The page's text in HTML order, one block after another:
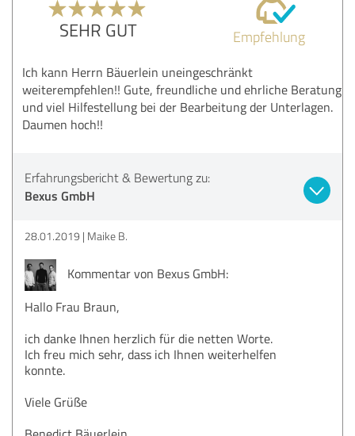
SEHR GUT Empfehlung
Ich kann Herrn Bäuerlein uneingeschränkt
weiterempfehlen!! Gute, freundliche und ehrliche Beratung
und viel Hilfestellung bei der Bearbeitung der Unterlagen.
Daumen hoch!!
Erfahrungsbericht & Bewertung zu:
Bexus GmbH
28.01.2019 Maike B.
Kommentar von Bexus GmbH:
Hallo Frau Braun,
ich danke Ihnen herzlich für die netten Worte.
Ich freu mich sehr, dass ich Ihnen weiterhelfen
konnte.
Viele Grüße